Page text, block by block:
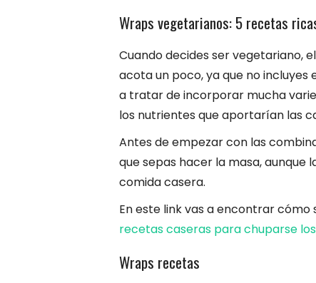
Wraps vegetarianos: 5 recetas
Cuando decides ser vegetariano,
acota un poco, ya que no incluyes
a tratar de incorporar mucha
los nutrientes que aportarían las
Antes de empezar con las
que sepas hacer la masa,
comida casera.
En este link vas a encontrar cómo
recetas caseras para chuparse
Wraps recetas